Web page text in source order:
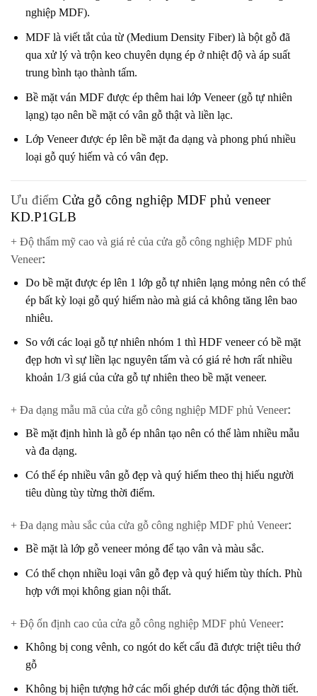
nghiệp MDF).
MDFlà viết tắt của từ (Medium Density Fiber) là bột gỗ đã
qua xử lý và trộn keo chuyên dụng ép ở nhiệt độ và áp suất
trung bình tạo thành tấm.
Bề mặt ván MDF được ép thêm hai lớp Veneer (gỗ tự nhiên
lạng) tạo nên bề mặt có vân gỗ thật và liền lạc.
Lớp Veneer được ép lên bề mặt đa dạng và phong phú nhiều
loại gỗ quý hiếm và có vân đẹp.
Ưu điểm Cửa gỗ công nghiệp MDF phủ veneer
KD.P1GLB
+ Độ thẩm mỹ cao và giá rẻ của cửa gỗ công nghiệp MDF phủ
Veneer:
Do bề mặt được ép lên 1 lớp gỗ tự nhiên lạng mỏng nên có thể
ép bất kỳ loại gỗ quý hiếm nào mà giá cả không tăng lên bao
nhiêu.
So với các loại gỗ tự nhiên nhóm 1 thì HDF veneer có bề mặt
đẹp hơn vì sự liền lạc nguyên tấm và có giá rẻ hơn rất nhiều
khoản 1/3 giá của cửa gỗ tự nhiên theo bề mặt veneer.
+ Đa dạng mẫu mã của cửa gỗ công nghiệp MDF phủ Veneer:
Bề mặt định hình là gỗ ép nhân tạo nên có thể làm nhiều mẫu
và đa dạng.
Có thể ép nhiều vân gỗ đẹp và quý hiếm theo thị hiếu người
tiêu dùng tùy từng thời điểm.
+ Đa dạng màu sắc của cửa gỗ công nghiệp MDF phủ Veneer:
Bề mặt là lớp gỗ veneer mỏng để tạo vân và màu sắc.
Có thể chọn nhiều loại vân gỗ đẹp và quý hiếm tùy thích. Phù
hợp với mọi không gian nội thất.
+ Độ ổn định cao của cửa gỗ công nghiệp MDF phủ Veneer:
Không bị cong vênh, co ngót do kết cấu đã được triệt tiêu thớ
gỗ
Không bị hiện tượng hở các mối ghép dưới tác động thời tiết.